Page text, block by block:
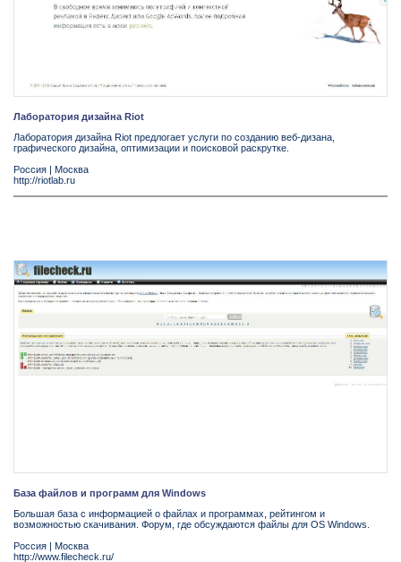
Лаборатория дизайна Riot
Лаборатория дизайна Riot предлогает услуги по созданию веб-дизана,
графического дизайна, оптимизации и поисковой раскрутке.
Россия | Москва
http://riotlab.ru
База файлов и программ для Windows
Большая база с информацией о файлах и программах, рейтингом и
возможностью скачивания. Форум, где обсуждаются файлы для OS Windows.
Россия | Москва
http://www.filecheck.ru/